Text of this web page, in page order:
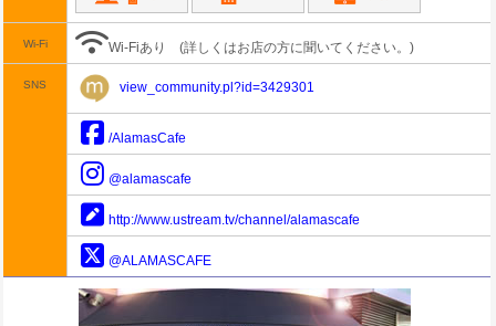
Wi-Fi Wi-Fiあり(詳しくはお店の方に聞いてください。)
SNS view_community.pl?id=3429301
/AlamasCafe
@alamascafe
http://www.ustream.tv/channel/alamascafe
@ALAMASCAFE